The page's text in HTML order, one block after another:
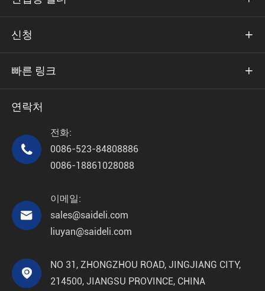
신청 
빠른 링크 
연락처

전화:
0086-523-84808886
0086-18861028088

이메일:
sales@saideli.com
liuyan@saideli.com

NO 31, ZHONGZHOU ROAD, JINGJIANG CITY,
214500, JIANGSU PROVINCE, CHINA